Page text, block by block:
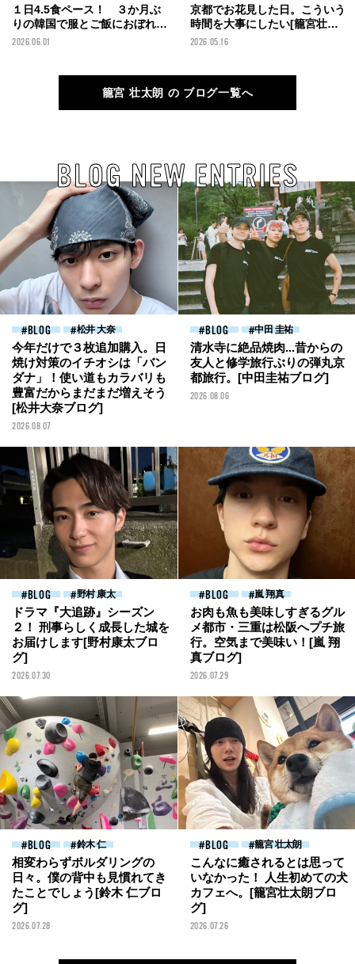
１日4.5食ペース！ ３か月ぶ
りの韓国で服とご飯におぼれた
数日間[籠宮壮太朗ブログ]
2026.06.01
京都でお花見した日。こういう
時間を大事にしたい[籠宮壮太
朗ブログ]
2026.05.16
籠宮 壮太朗 の ブログ一覧へ
BLOG NEW ENTRIES
BLOG 松井 大奈
今年だけで３枚追加購入。日
焼け対策のイチオシは「バン
ダナ」！使い道もカラバリも
豊富だからまだまだ増えそう
[松井大奈ブログ]
2026.08.07
BLOG 中田 圭祐
清水寺に絶品焼肉...昔からの
友人と修学旅行ぶりの弾丸京
都旅行。[中田圭祐ブログ]
2026.08.06
BLOG 野村 康太
ドラマ『大追跡』シーズン
２！ 刑事らしく成長した城を
お届けします[野村康太ブロ
グ]
2026.07.30
BLOG 嵐 翔真
お肉も魚も美味しすぎるグル
メ都市・三重は松阪へプチ旅
行。空気まで美味い！[嵐 翔
真ブログ]
2026.07.29
BLOG 鈴木 仁
相変わらずボルダリングの
日々。僕の背中も見慣れてき
たことでしょう[鈴木 仁ブロ
グ]
2026.07.28
BLOG 籠宮 壮太朗
こんなに癒されるとは思って
いなかった！ 人生初めての犬
カフェへ。[籠宮壮太朗ブロ
グ]
2026.07.26